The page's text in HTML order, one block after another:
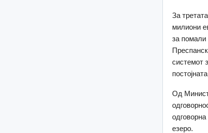
За
милиони
за помали
системот
Од
езеро.